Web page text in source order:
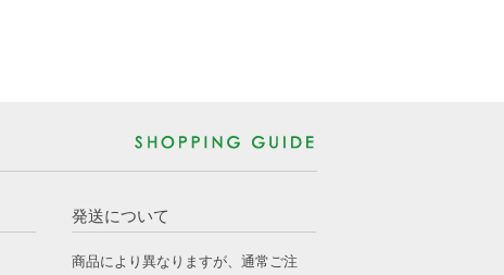
発送について
商品により異なりますが、通常ご注